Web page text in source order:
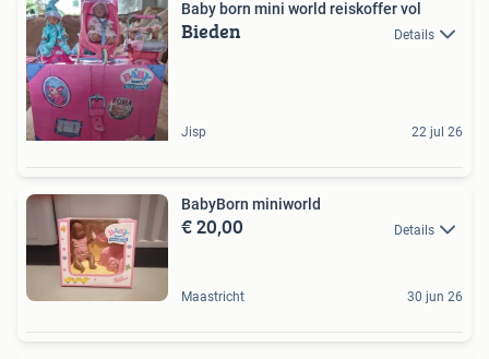
Baby born mini world reiskoffer vol
Bieden Details
Jisp 22 jul 26
BabyBorn miniworld
€ 20,00 Details
Maastricht 30 jun 26